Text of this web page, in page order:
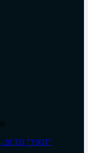
28 ТЦ "УЮТ"